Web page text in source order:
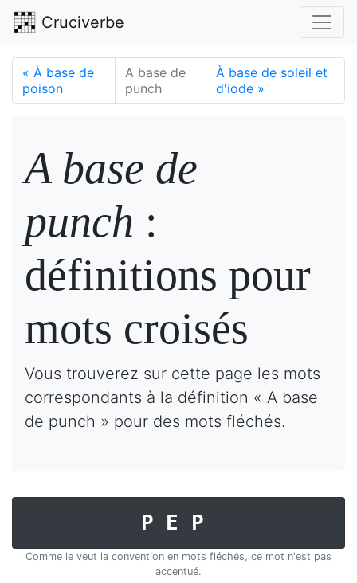
Cruciverbe
« À base de
poison
A base de
punch
À base de soleil et
d'iode »
A base de
punch :
définitions pour
mots croisés
Vous trouverez sur cette page les mots
correspondants à la définition « A base
de punch » pour des mots fléchés.
PEP
Comme le veut la convention en mots fléchés, ce mot n'est pas
accentué.